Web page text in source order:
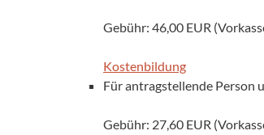
Gebühr: 46,00 EUR
Kostenbildung
Für antragstellende Person
Gebühr: 27,60 EUR